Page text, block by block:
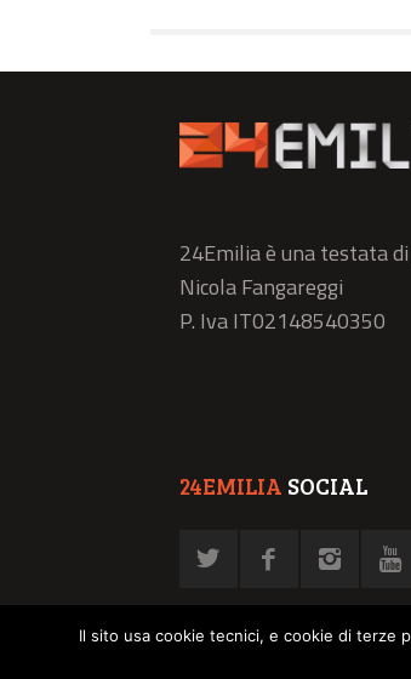
24Emilia è una testata
Nicola Fangareggi
P. Iva IT02148540350
24EMILIA SOCIAL
Il sito usa cookie tecnici, e cookie di terze